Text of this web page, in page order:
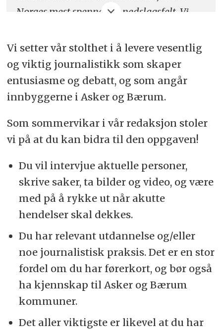
Norges mest spennende nedslagsfelt. Vi
viktig journalistikk, som skaper
entusiasme og debatt, og som angår
innbyggerne i Asker og Bærum. Budstikka
er en del av Amedia.
Amediaer Norges største utgiver av aviser
og et ledende nordisk medieselskap. Daglig
millioner lesere. Konsernet har 2.100
ansatte i Norge og omsatte i 2024 for 4
milliarder kroner.
mest attraktive arbeidsgivere og er
sertifisert som Great Place To Work.
Sertifiseringen bekrefter og er et bevis på
at våre medarbeidere opplever
organisasjonen som et godt sted å jobbe.
Vi setter vår stolthet i å levere vesentlig
og viktig journalistikk som skaper
entusiasme og debatt, og som angår
innbyggerne i Asker og Bærum.
Som sommervikar i vår redaksjon stoler
vi på at du kan bidra til den oppgaven!
Du vil intervjue aktuelle personer,
skrive saker, ta bilder og video, og være
med på å rykke ut når akutte
hendelser skal dekkes.
Du har relevant utdannelse og/eller
noe journalistisk praksis. Det er en stor
fordel om du har førerkort, og bør også
ha kjennskap til Asker og Bærum
kommuner.
Det aller viktigste er likevel at du har